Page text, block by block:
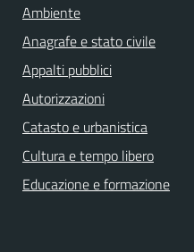
Ambiente
Anagrafe e stato civile
Appalti pubblici
Autorizzazioni
Catasto e urbanistica
Cultura e tempo libero
Educazione e formazione